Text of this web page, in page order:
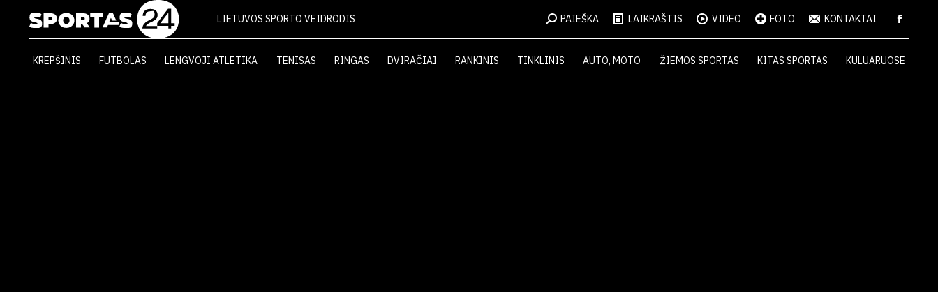
LIETUVOS SPORTO VEIDRODIS PAIEŠKA LAIKRAŠTIS VIDEO FOTO KONTAKTAI
KREPŠINIS FUTBOLAS LENGVOJI ATLETIKA TENISAS RINGAS DVIRAČIAI RANKINIS TINKLINIS AUTO, MOTO ŽIEMOS SPORTAS KITAS SPORTAS KULUARUOSE